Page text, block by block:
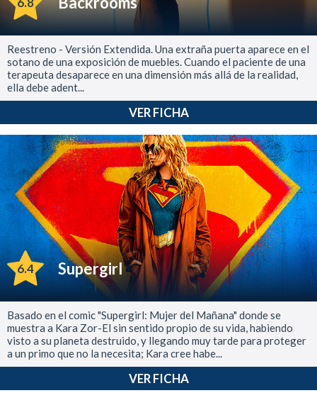
Reestreno - Versión Extendida. Una extraña puerta aparece en el
sotano de una exposición de muebles. Cuando el paciente de una
terapeuta desaparece en una dimensión más allá de la realidad,
ella debe adent...
VER FICHA
6.4 Supergirl
Basado en el comic "Supergirl: Mujer del Mañana" donde se
muestra a Kara Zor-El sin sentido propio de su vida, habiendo
visto a su planeta destruido, y llegando muy tarde para proteger
a un primo que no la necesita; Kara cree habe...
VER FICHA